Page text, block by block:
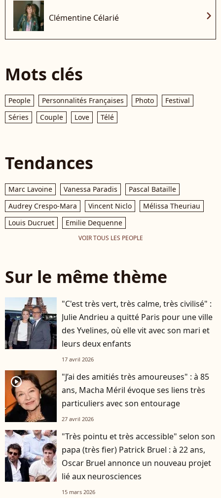
Clémentine Célarié chevron_right
Mots clés
People Personnalités Françaises Photo
Festival
Séries
Couple Love Télé
Tendances
Marc Lavoine Vanessa Paradis
Pascal Bataille
Audrey Crespo-Mara
Vincent Niclo
Mélissa Theuriau
Louis Ducruet
Emilie Dequenne
VOIR TOUS LES PEOPLE
Sur le même thème
"C'est très vert, très calme, très civilisé" :
Julie Andrieu a quitté Paris pour une ville
des Yvelines, où elle vit avec son mari et
leurs deux enfants
17 avril 2026
player2
"J’ai des amitiés très amoureuses" : à 85
ans, Macha Méril évoque ses liens très
particuliers avec son entourage
27 avril 2026
"Très pointu et très accessible" selon son
papa (très fier) Patrick Bruel : à 22 ans,
Oscar Bruel annonce un nouveau projet
lié aux neurosciences
15 mars 2026